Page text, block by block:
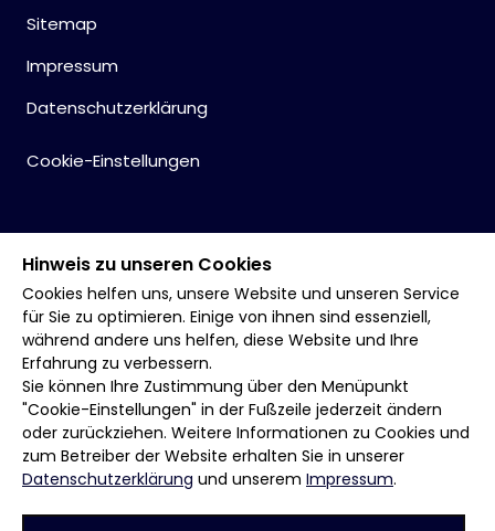
Sitemap
Impressum
Datenschutzerklärung
Cookie-Einstellungen
Hinweis zu unseren Cookies
Cookies helfen uns, unsere Website und unseren Service
für Sie zu optimieren. Einige von ihnen sind essenziell,
während andere uns helfen, diese Website und Ihre
Erfahrung zu verbessern.
Sie können Ihre Zustimmung über den Menüpunkt
"Cookie-Einstellungen" in der Fußzeile jederzeit ändern
oder zurückziehen. Weitere Informationen zu Cookies und
zum Betreiber der Website erhalten Sie in unserer
Datenschutzerklärung und unserem Impressum.